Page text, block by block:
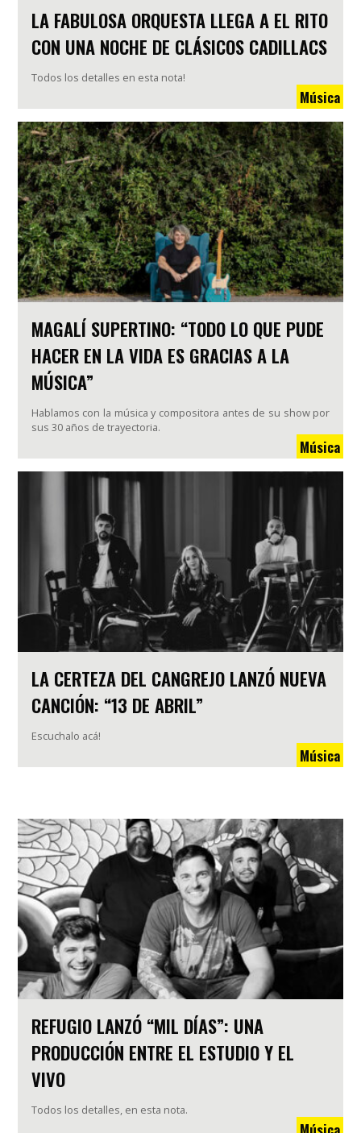
LA FABULOSA ORQUESTA LLEGA A EL RITO
CON UNA NOCHE DE CLÁSICOS CADILLACS
Todos los detalles en esta nota!
Música
MAGALÍ SUPERTINO: “TODO LO QUE PUDE
HACER EN LA VIDA ES GRACIAS A LA
MÚSICA”
Hablamos con la música y compositora antes de su show por
sus 30 años de trayectoria.
Música
LA CERTEZA DEL CANGREJO LANZÓ NUEVA
CANCIÓN: “13 DE ABRIL”
Escuchalo acá!
Música
REFUGIO LANZÓ “MIL DÍAS”: UNA
PRODUCCIÓN ENTRE EL ESTUDIO Y EL
VIVO
Todos los detalles, en esta nota.